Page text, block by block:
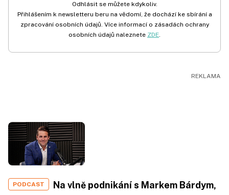
Odhlásit se můžete kdykoliv.
Přihlášením k newsletteru beru na vědomí, že dochází ke sbírání a
zpracování osobních údajů. Více informací o zásadách ochrany
osobních údajů naleznete ZDE.
PODCAST
Na vlně podnikání s Markem Bárdym,